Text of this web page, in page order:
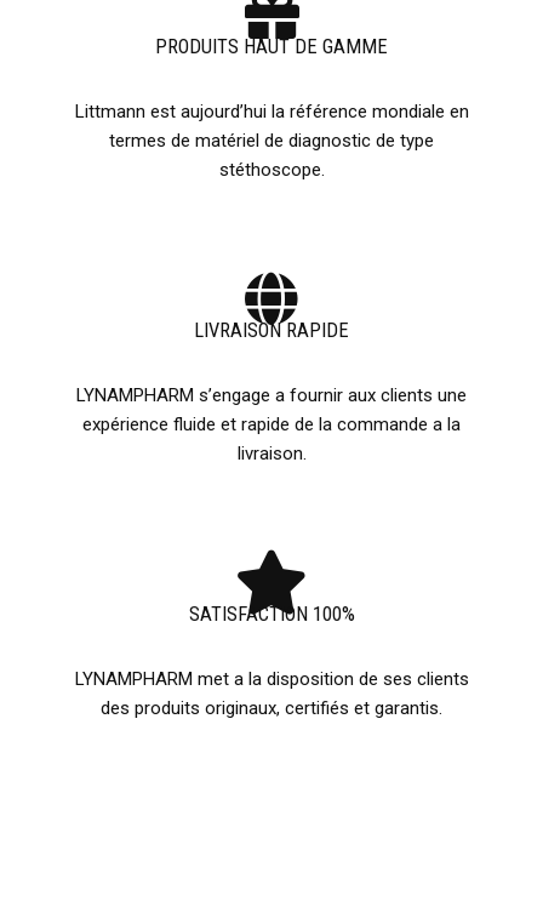
PRODUITS HAUT DE GAMME
Littmann est aujourd’hui la référence mondiale en
termes de matériel de diagnostic de type
stéthoscope.
LIVRAISON RAPIDE
LYNAMPHARM s’engage a fournir aux clients une
expérience fluide et rapide de la commande a la
livraison.
SATISFACTION 100%
LYNAMPHARM met a la disposition de ses clients
des produits originaux, certifiés et garantis.